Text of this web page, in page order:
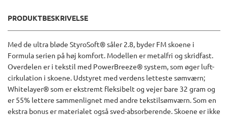
PRODUKTBESKRIVELSE
Med de ultra bløde StyroSoft® såler 2.8, byder FM skoene i
Formula serien på høj komfort. Modellen er metalfri og skridfast.
Overdelen er i tekstil med PowerBreeze® system, som øger luft-
cirkulation i skoene. Udstyret med verdens letteste sømværn;
Whitelayer® som er ekstremt fleksibelt og vejer bare 32 gram og
er 55% lettere sammenlignet med andre tekstilsømværn. Som en
ekstra bonus er materialet også sved-absorberende. Skoene er ikke